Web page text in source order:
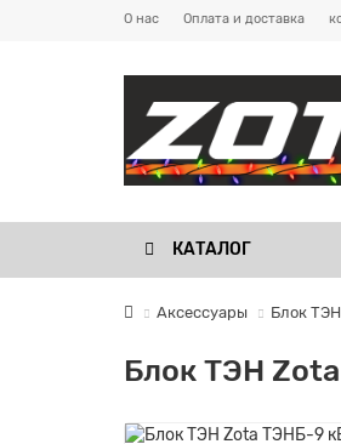
О нас Оплата и доставка
КАТАЛОГ
Аксессуары Блок ТЭН
Блок ТЭН